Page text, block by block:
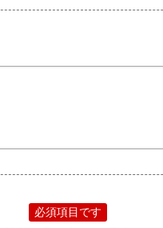
必須項目です